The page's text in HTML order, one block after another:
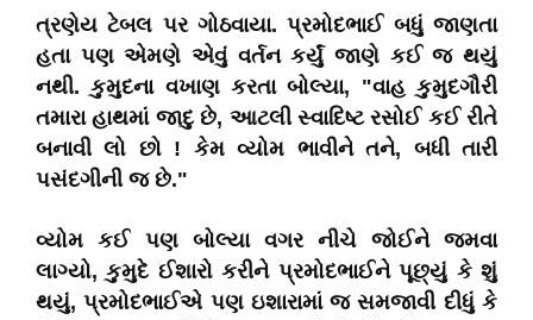
ત્રણેય ટેબલ પર ગોઠવાયા. પ્રમોદભાઈ બધું જાણતા
હતા પણ એમણે એવું વર્તન કર્યું જાણે કઈ જ થયું
નથી. કુમુદના વખાણ કરતા બોલ્યા, "વાહ કુમુદગૌરી
તમારા હાથમાં જાદુ છે, આટલી સ્વાદિષ્ટ રસોઈ કઈ રીતે
બનાવી લો છો ! કેમ વ્યોમ ભાવીને તને, બધી તારી
પસંદગીની જ છે."
વ્યોમ કઈ પણ બોલ્યા વગર નીચે જોઈને જમવા
લાગ્યો, કુમુદે ઈશારો કરીને પ્રમોદભાઈને પૂછ્યું કે શું
થયું, પ્રમોદભાઈએ પણ ઇશારામાં જ સમજાવી દીધું કે